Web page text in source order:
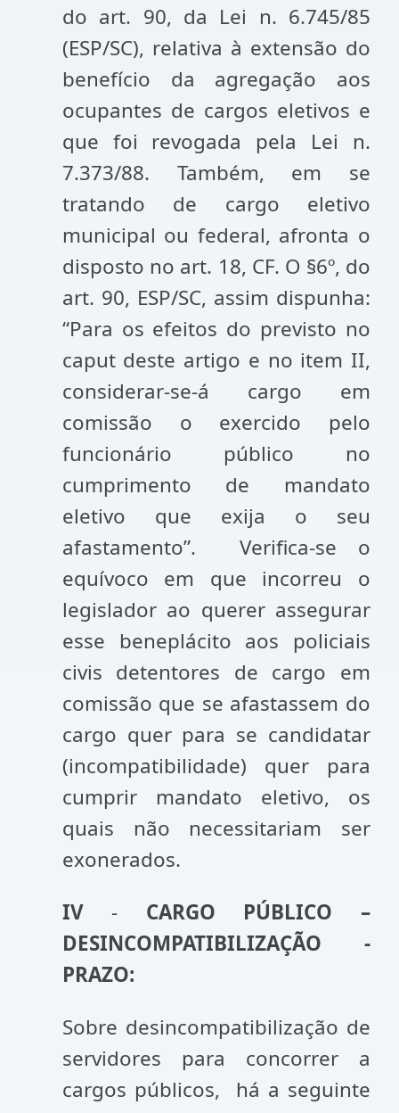
do art. 90, da Lei n. 6.745/85
(ESP/SC), relativa à extensão do
benefício da agregação aos
ocupantes de cargos eletivos e
que foi revogada pela Lei n.
7.373/88. Também, em se
tratando de cargo eletivo
municipal ou federal, afronta o
disposto no art. 18, CF. O §6º, do
art. 90, ESP/SC, assim dispunha:
“Para os efeitos do previsto no
caput deste artigo e no item II,
considerar-se-á cargo em
comissão o exercido pelo
funcionário público no
cumprimento de mandato
eletivo que exija o seu
afastamento”. Verifica-se o
equívoco em que incorreu o
legislador ao querer assegurar
esse beneplácito aos policiais
civis detentores de cargo em
comissão que se afastassem do
cargo quer para se candidatar
(incompatibilidade) quer para
cumprir mandato eletivo, os
quais não necessitariam ser
exonerados.
IV- CARGO PÚBLICO –
DESINCOMPATIBILIZAÇÃO -
PRAZO:
Sobre desincompatibilização de
servidores para concorrer a
cargos públicos, há a seguinte